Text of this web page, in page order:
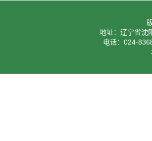
地址：辽宁省沈
电话：024-